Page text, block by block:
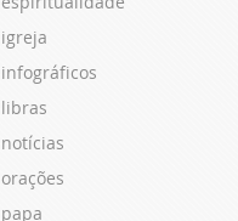
igreja
infográficos
libras
notícias
orações
papa